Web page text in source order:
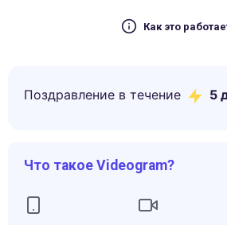
Как это
Поздравление в течение 5
Что такое Videogram?